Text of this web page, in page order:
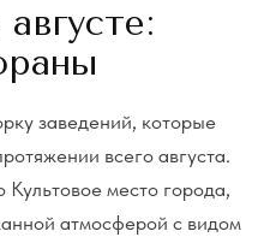
заведений, которые
всего августа.
место города,
атмосферой с видом